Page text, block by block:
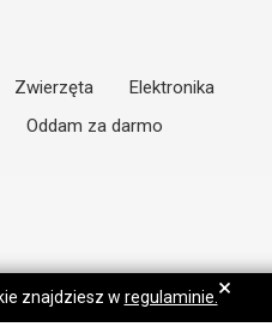
Zwierzęta
Elektronika
Oddam za darmo
znajdziesz w regulaminie. ×